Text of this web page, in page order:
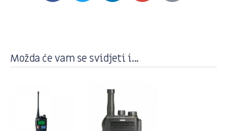
Možda će vam se svidjeti i...